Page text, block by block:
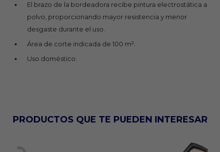
El brazo de la bordeadora recibe pintura electrostática a
polvo, proporcionando mayor resistencia y menor
desgaste durante el uso.
Área de corte indicada de 100 m².
Uso doméstico.
PRODUCTOS QUE TE PUEDEN INTERESAR